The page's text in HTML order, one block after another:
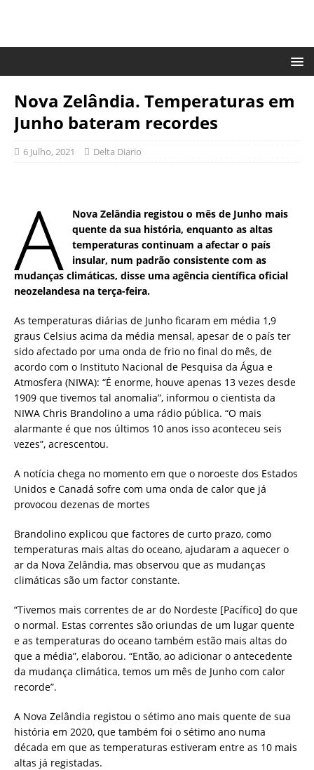
Nova Zelândia. Temperaturas em
Junho bateram recordes
6 Julho, 2021 Delta Diario
A
Nova Zelândia registou o mês de Junho mais
quente da sua história, enquanto as altas
temperaturas continuam a afectar o país
insular, num padrão consistente com as
mudanças climáticas, disse uma agência científica oficial
neozelandesa na terça-feira.
As temperaturas diárias de Junho ficaram em média 1,9
graus Celsius acima da média mensal, apesar de o país ter
sido afectado por uma onda de frio no final do mês, de
acordo com o Instituto Nacional de Pesquisa da Água e
Atmosfera (NIWA): “É enorme, houve apenas 13 vezes desde
1909 que tivemos tal anomalia”, informou o cientista da
NIWA Chris Brandolino a uma rádio pública. “O mais
alarmante é que nos últimos 10 anos isso aconteceu seis
vezes”, acrescentou.
A notícia chega no momento em que o noroeste dos Estados
Unidos e Canadá sofre com uma onda de calor que já
provocou dezenas de mortes
Brandolino explicou que factores de curto prazo, como
temperaturas mais altas do oceano, ajudaram a aquecer o
ar da Nova Zelândia, mas observou que as mudanças
climáticas são um factor constante.
“Tivemos mais correntes de ar do Nordeste [Pacífico] do que
o normal. Estas correntes são oriundas de um lugar quente
e as temperaturas do oceano também estão mais altas do
que a média”, elaborou. “Então, ao adicionar o antecedente
da mudança climática, temos um mês de Junho com calor
recorde”.
A Nova Zelândia registou o sétimo ano mais quente de sua
história em 2020, que também foi o sétimo ano numa
década em que as temperaturas estiveram entre as 10 mais
altas já registadas.